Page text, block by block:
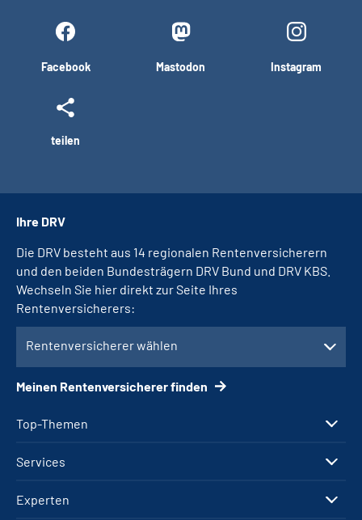
Facebook Mastodon Instagram
teilen
Top-Themen
Services
Experten
Ihre DRV
Die DRV besteht aus 14 regionalen Rentenversicherern
und den beiden Bundesträgern DRV Bund und DRV KBS.
Wechseln Sie hier direkt zur Seite Ihres
Rentenversicherers:
Rentenversicherer wählen
Meinen Rentenversicherer finden